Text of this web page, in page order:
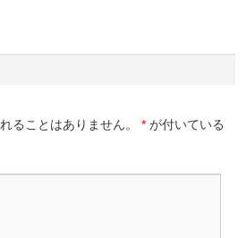
ることはありません。 * が付いている